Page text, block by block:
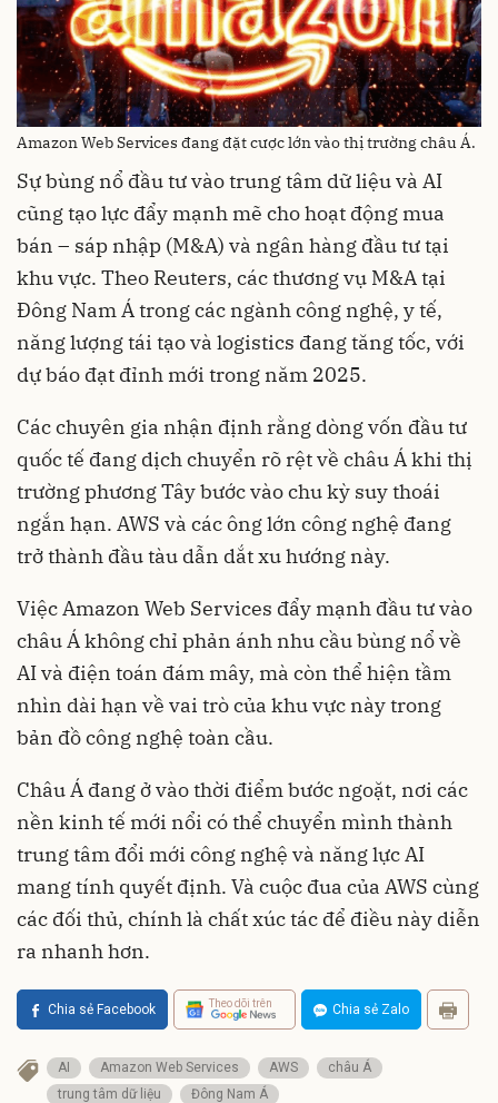
Amazon Web Services đang đặt cược lớn vào thị trường châu Á.
Sự bùng nổ đầu tư vào trung tâm dữ liệu và AI
cũng tạo lực đẩy mạnh mẽ cho hoạt động mua
bán – sáp nhập (M&A) và ngân hàng đầu tư tại
khu vực. Theo Reuters, các thương vụ M&A tại
Đông Nam Á trong các ngành công nghệ, y tế,
năng lượng tái tạo và logistics đang tăng tốc, với
dự báo đạt đỉnh mới trong năm 2025.
Các chuyên gia nhận định rằng dòng vốn đầu tư
quốc tế đang dịch chuyển rõ rệt về châu Á khi thị
trường phương Tây bước vào chu kỳ suy thoái
ngắn hạn. AWS và các ông lớn công nghệ đang
trở thành đầu tàu dẫn dắt xu hướng này.
Việc Amazon Web Services đẩy mạnh đầu tư vào
châu Á không chỉ phản ánh nhu cầu bùng nổ về
AI và điện toán đám mây, mà còn thể hiện tầm
nhìn dài hạn về vai trò của khu vực này trong
bản đồ công nghệ toàn cầu.
Châu Á đang ở vào thời điểm bước ngoặt, nơi các
nền kinh tế mới nổi có thể chuyển mình thành
trung tâm đổi mới công nghệ và năng lực AI
mang tính quyết định. Và cuộc đua của AWS cùng
các đối thủ, chính là chất xúc tác để điều này diễn
ra nhanh hơn.
Chia sẻ Facebook Theo dõi trên Chia sẻ Zalo
AI Amazon Web Services AWS
châu Á
trung tâm dữ liệu
Đông Nam Á